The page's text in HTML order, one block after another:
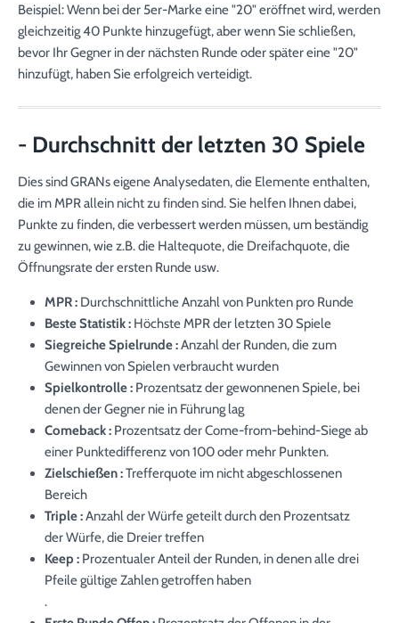
Beispiel: Wenn bei der 5er-Marke eine "20" eröffnet wird, werden
gleichzeitig 40 Punkte hinzugefügt, aber wenn Sie schließen,
bevor Ihr Gegner in der nächsten Runde oder später eine "20"
hinzufügt, haben Sie erfolgreich verteidigt.
- Durchschnitt der letzten 30 Spiele
Dies sind GRANs eigene Analysedaten, die Elemente enthalten,
die im MPR allein nicht zu finden sind. Sie helfen Ihnen dabei,
Punkte zu finden, die verbessert werden müssen, um beständig
zu gewinnen, wie z.B. die Haltequote, die Dreifachquote, die
Öffnungsrate der ersten Runde usw.
MPR : Durchschnittliche Anzahl von Punkten pro Runde
Beste Statistik : Höchste MPR der letzten 30 Spiele
Siegreiche Spielrunde :Anzahl der Runden, die zum
Gewinnen von Spielen verbraucht wurden
Spielkontrolle : Prozentsatz der gewonnenen Spiele, bei
denen der Gegner nie in Führung lag
Comeback : Prozentsatz der Come-from-behind-Siege ab
einer Punktedifferenz von 100 oder mehr Punkten.
Zielschießen :Trefferquote im nicht abgeschlossenen
Bereich
Triple :Anzahl der Würfe geteilt durch den Prozentsatz
der Würfe, die Dreier treffen
Keep : Prozentualer Anteil der Runden, in denen alle drei
Pfeile gültige Zahlen getroffen haben
.